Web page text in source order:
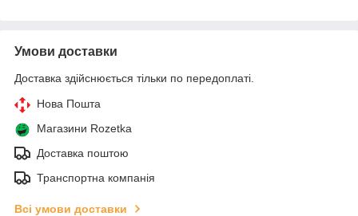
Умови доставки
Доставка здійснюється тільки по передоплаті.
Нова Пошта
Магазини Rozetka
Доставка поштою
Транспортна компанія
Всі умови доставки